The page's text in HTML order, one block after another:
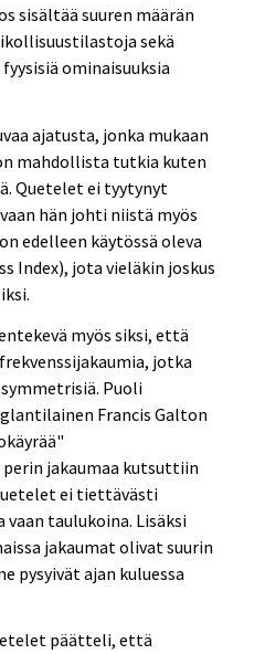
sisältää suuren määrän
sekä
ominaisuuksia
ajatusta, jonka mukaan
mahdollista tutkia kuten
Quetelet ei tyytynyt
hän johti niistä myös
edelleen käytössä oleva
Index), jota vieläkin joskus
myös siksi, että
jotka
Puoli
Francis Galton
jakaumaa kutsuttiin
ei tiettävästi
taulukoina. Lisäksi
jakaumat olivat suurin
pysyivät ajan kuluessa
päätteli, että